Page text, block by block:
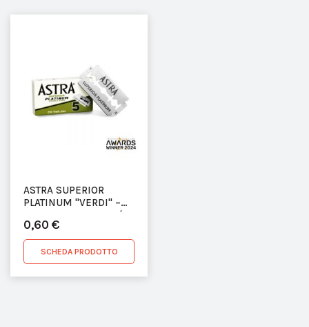
ASTRA SUPERIOR
PLATINUM "VERDI" –
LAMETTE DA BARBA (5
PEZZI)
0,60 €
SCHEDA PRODOTTO